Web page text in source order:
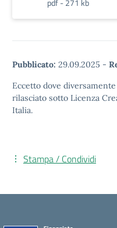
pdf - 271 kb
Pubblicato: 29.09.2025 -
Eccetto dove
rilasciato sotto Licenza
Italia.
Stampa / Condividi